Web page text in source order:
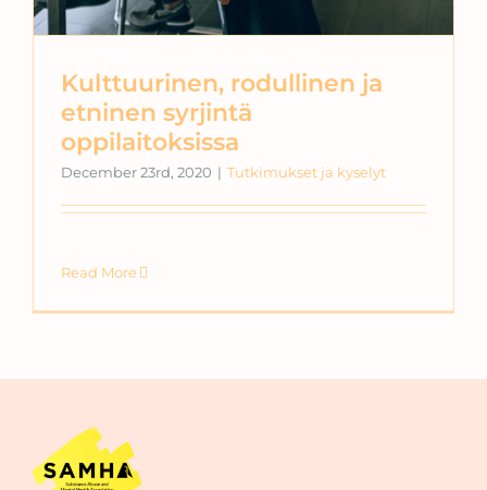
Kulttuurinen, rodullinen ja
etninen syrjintä
oppilaitoksissa
December 23rd, 2020 | Tutkimukset ja kyselyt
Read More